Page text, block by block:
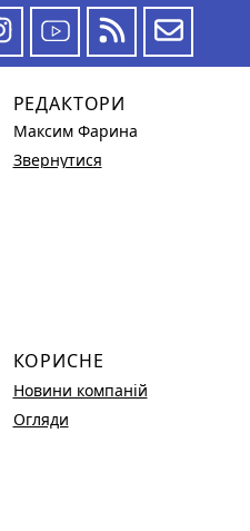
РЕДАКТОРИ
Максим Фарина
Звернутися
КОРИСНЕ
Новини компаній
Огляди